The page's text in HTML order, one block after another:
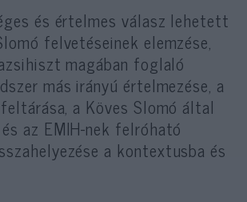
és értelmes válasz lehetett
felvetéseinek elemzése,
magában foglaló
más irányú értelmezése, a
a Köves Slomó által
az EMIH-nek felróható
a kontextusba és